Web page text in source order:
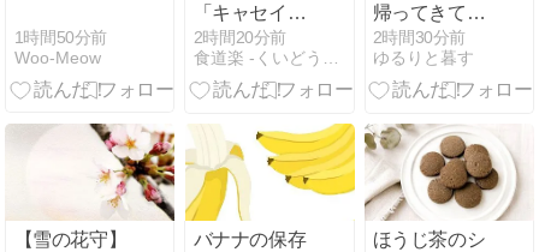
1時間50分前
Woo-Meow
「キャセイパ
シフィック航
空ザ・ピアフ
ァーストクラ
ブルーチーズ
2時間20分前
食道楽 -くいどうらく-
帰ってきてく
れたらいいの
に(^_^;)
2時間30分前
ゆるりと暮す
【雪の花守】
バナナの保存
ほうじ茶のシ